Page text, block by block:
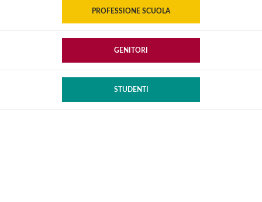
PROFESSIONE SCUOLA
GENITORI
STUDENTI